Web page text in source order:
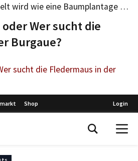
wird wie eine Baumplantage …
Wer sucht die
Burgaue?
sucht die Fledermaus in der